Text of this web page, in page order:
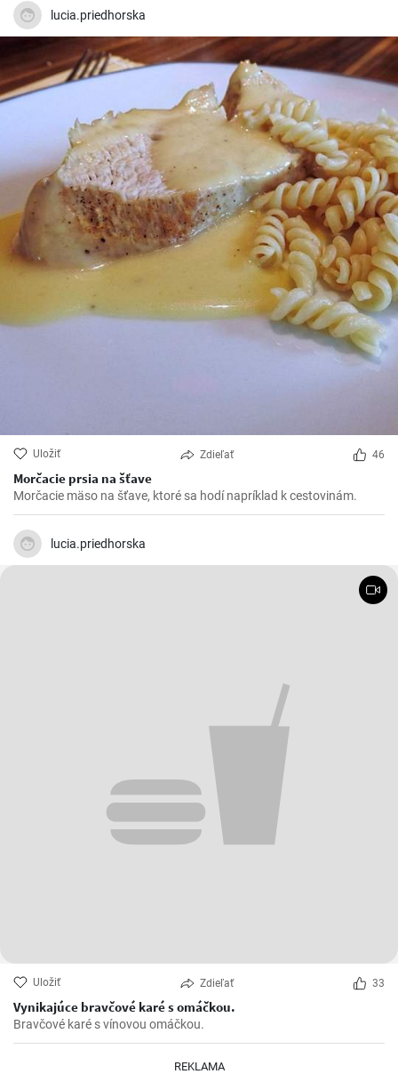
lucia.priedhorska
Uložiť Zdieľať 46
Morčacie prsia na šťave
Morčacie mäso na šťave, ktoré sa hodí napríklad k cestovinám.
lucia.priedhorska
Uložiť Zdieľať 33
Vynikajúce bravčové karé s omáčkou.
Bravčové karé s vínovou omáčkou.
REKLAMA